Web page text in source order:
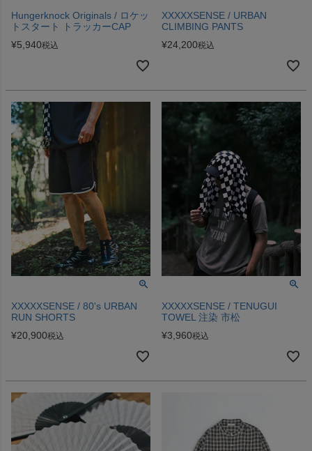
Hungerknock Originals / ロケッ
トスタート トラッカーCAP
¥5,940税込
XXXXXSENSE / URBAN
CLIMBING PANTS
¥24,200税込
XXXXXSENSE / 80's URBAN
RUN SHORTS
¥20,900税込
XXXXXSENSE / TENUGUI
TOWEL 注染 市松
¥3,960税込